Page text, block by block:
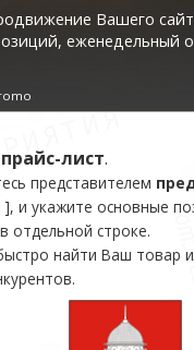
Вашего
еженедельный
прайс-лист.
представителем
], и укажите основные
отдельной строке.
найти Ваш товар